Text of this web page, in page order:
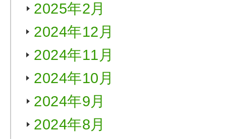
2025年2月
2024年12月
2024年11月
2024年10月
2024年9月
2024年8月